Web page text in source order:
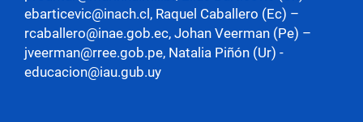
ebarticevic@inach.cl, Raquel Caballero (Ec) –
rcaballero@inae.gob.ec, Johan Veerman (Pe) –
jveerman@rree.gob.pe, Natalia Piñón (Ur) -
educacion@iau.gub.uy